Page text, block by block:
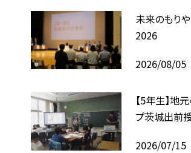
未来のもり
2026
2026/08/05
【5年生】地
プ茨城出前
2026/07/15